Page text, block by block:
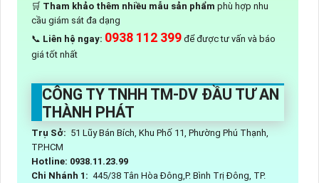
🛒 Tham khảo thêm nhiều mẫu sản phẩm phù hợp nhu
cầu giám sát đa dạng
📞 Liên hệ ngay: 0938 112 399để được tư vấn và báo
giá tốt nhất
CÔNG TY TNHH TM-DV ĐẦU TƯ AN
THÀNH PHÁT
Trụ Sở: 51 Lũy Bán Bích, Khu Phố 11, Phường Phú Thạnh,
TP.HCM
Hotline: 0938.11.23.99
Chi Nhánh 1: 445/38 Tân Hòa Đông,P. Bình Trị Đông, TP.